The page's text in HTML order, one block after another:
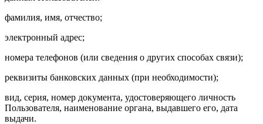
фамилия, имя, отчество;
электронный адрес;
номера телефонов (или сведения о других способах связи);
реквизиты банковских данных (при необходимости);
вид, серия, номер документа, удостоверяющего личность
Пользователя, наименование органа, выдавшего его, дата
выдачи.